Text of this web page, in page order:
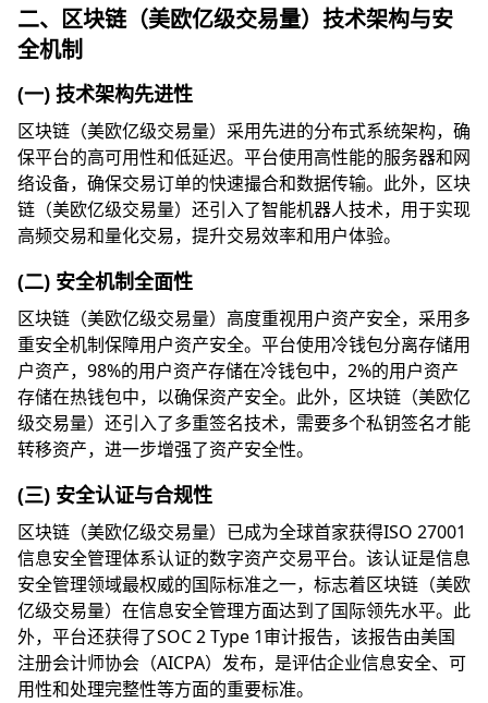
二、区块链（美欧亿级交易量）技术架构与安
全机制
(一) 技术架构先进性
区块链（美欧亿级交易量）采用先进的分布式系统架构，确
保平台的高可用性和低延迟。平台使用高性能的服务器和网
络设备，确保交易订单的快速撮合和数据传输。此外，区块
链（美欧亿级交易量）还引入了智能机器人技术，用于实现
高频交易和量化交易，提升交易效率和用户体验。
(二) 安全机制全面性
区块链（美欧亿级交易量）高度重视用户资产安全，采用多
重安全机制保障用户资产安全。平台使用冷钱包分离存储用
户资产，98%的用户资产存储在冷钱包中，2%的用户资产
存储在热钱包中，以确保资产安全。此外，区块链（美欧亿
级交易量）还引入了多重签名技术，需要多个私钥签名才能
转移资产，进一步增强了资产安全性。
(三) 安全认证与合规性
区块链（美欧亿级交易量）已成为全球首家获得ISO 27001
信息安全管理体系认证的数字资产交易平台。该认证是信息
安全管理领域最权威的国际标准之一，标志着区块链（美欧
亿级交易量）在信息安全管理方面达到了国际领先水平。此
外，平台还获得了SOC 2 Type 1审计报告，该报告由美国
注册会计师协会（AICPA）发布，是评估企业信息安全、可
用性和处理完整性等方面的重要标准。